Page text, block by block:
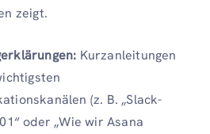
zeigt.
Kurzanleitungen
(z. B. „Slack-
oder „Wie wir Asana